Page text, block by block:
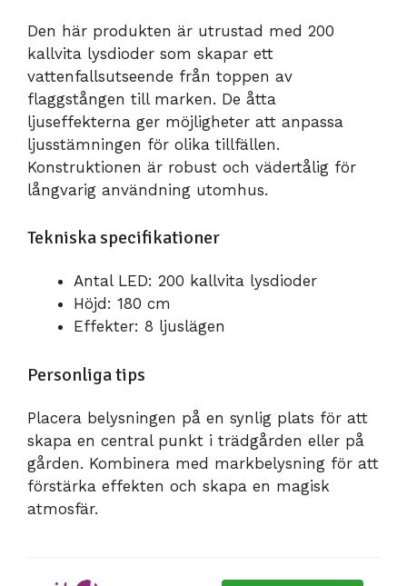
Den här produkten är utrustad med 200
kallvita lysdioder som skapar ett
vattenfallsutseende från toppen av
flaggstången till marken. De åtta
ljuseffekterna ger möjligheter att anpassa
ljusstämningen för olika tillfällen.
Konstruktionen är robust och vädertålig för
långvarig användning utomhus.
Tekniska specifikationer
Antal LED: 200 kallvita lysdioder
Höjd: 180 cm
Effekter: 8 ljuslägen
Personliga tips
Placera belysningen på en synlig plats för att
skapa en central punkt i trädgården eller på
gården. Kombinera med markbelysning för att
förstärka effekten och skapa en magisk
atmosfär.